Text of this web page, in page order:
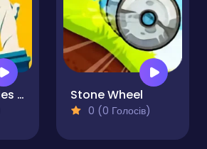
World Countries and Capitals Stone Wheel
0 (0 Голосів)